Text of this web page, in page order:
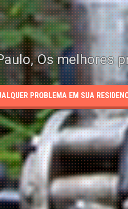
Os melhores
PROBLEMA EM SUA